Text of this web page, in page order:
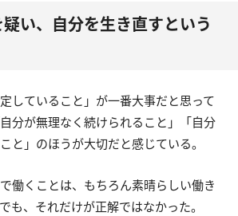
疑い、自分を生き直すという
していること」が一番大事だと思って
分が無理なく続けられること」「自分
と」のほうが大切だと感じている。
働くことは、もちろん素晴らしい働き
も、それだけが正解ではなかった。